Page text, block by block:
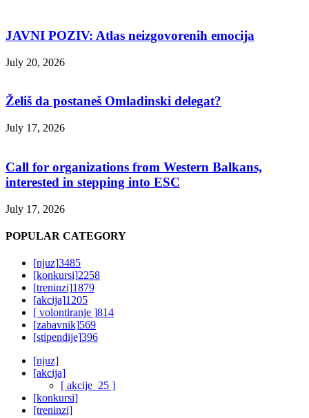
JAVNI POZIV: Atlas neizgovorenih emocija
July 20, 2026
Želiš da postaneš Omladinski delegat?
July 17, 2026
Call for organizations from Western Balkans,
interested in stepping into ESC
July 17, 2026
POPULAR CATEGORY
[njuz]3485
[konkursi]2258
[treninzi]1879
[akcija]1205
[ volontiranje ]814
[zabavnik]569
[stipendije]396
[njuz]
[akcija]
[ akcije_25 ]
[konkursi]
[treninzi]